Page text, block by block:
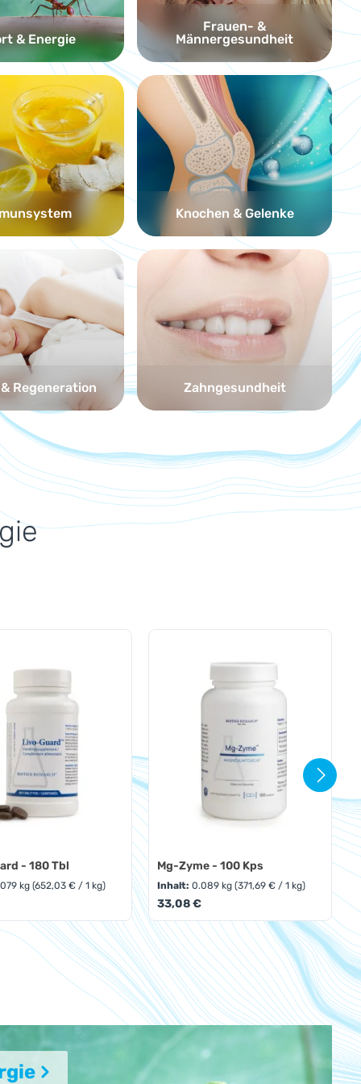
& Energie
Frauen- &
Männergesundheit
Knochen & Gelenke
Regeneration Zahngesundheit
Wert ein oder benutze die
- 180 Tbl
kg(652,03 € / 1 kg)
Preis:
Anzahl: Gib den gewünschten
Mg-Zyme - 100 Kps
Inhalt: 0.089 kg (371,69 € / 1 kg)
Regulärer Preis:
33,08 €
Produkt Anzahl: Gib
10%